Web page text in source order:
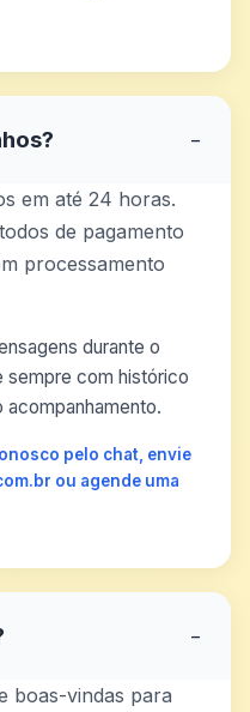
−
em até 24 horas.
de pagamento
processamento
durante o
sempre com histórico
acompanhamento.
pelo chat, envie
ou agende uma
−
boas-vindas para